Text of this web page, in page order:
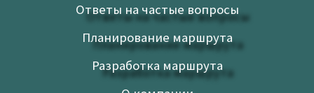
Ответы на частые вопросы
Планирование маршрута
Разработка маршрута